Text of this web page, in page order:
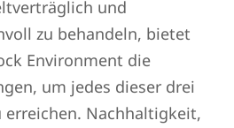
und
zu behandeln, bietet
Environment die
um jedes dieser drei
erreichen. Nachhaltigkeit,